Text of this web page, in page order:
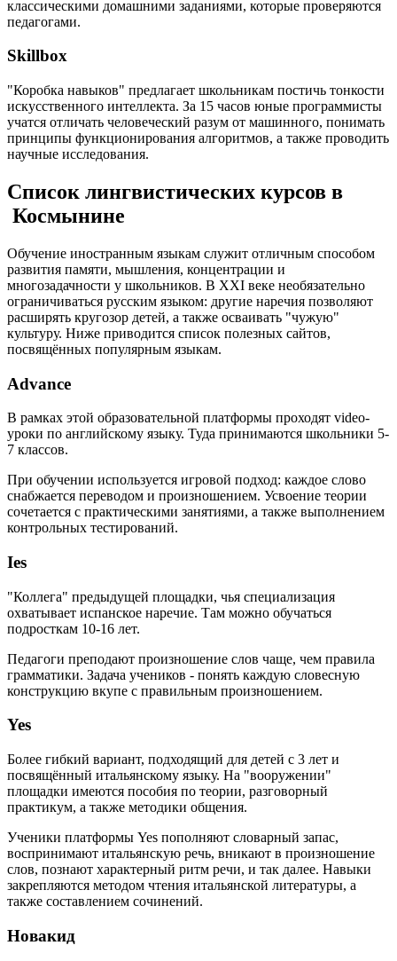
классическими домашними заданиями, которые проверяются
педагогами.
Skillbox
"Коробка навыков" предлагает школьникам постичь тонкости
искусственного интеллекта. За 15 часов юные программисты
учатся отличать человеческий разум от машинного, понимать
принципы функционирования алгоритмов, а также проводить
научные исследования.
Список лингвистических курсов в
Космынине
Обучение иностранным языкам служит отличным способом
развития памяти, мышления, концентрации и
многозадачности у школьников. В XXI веке необязательно
ограничиваться русским языком: другие наречия позволяют
расширять кругозор детей, а также осваивать "чужую"
культуру. Ниже приводится список полезных сайтов,
посвящённых популярным языкам.
Advance
В рамках этой образовательной платформы проходят video-
уроки по английскому языку. Туда принимаются школьники 5-
7 классов.
При обучении используется игровой подход: каждое слово
снабжается переводом и произношением. Усвоение теории
сочетается с практическими занятиями, а также выполнением
контрольных тестирований.
Ies
"Коллега" предыдущей площадки, чья специализация
охватывает испанское наречие. Там можно обучаться
подросткам 10-16 лет.
Педагоги преподают произношение слов чаще, чем правила
грамматики. Задача учеников - понять каждую словесную
конструкцию вкупе с правильным произношением.
Yes
Более гибкий вариант, подходящий для детей с 3 лет и
посвящённый итальянскому языку. На "вооружении"
площадки имеются пособия по теории, разговорный
практикум, а также методики общения.
Ученики платформы Yes пополняют словарный запас,
воспринимают итальянскую речь, вникают в произношение
слов, познают характерный ритм речи, и так далее. Навыки
закрепляются методом чтения итальянской литературы, а
также составлением сочинений.
Новакид